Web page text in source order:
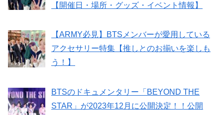
【開催日・場所・グッズ・イベント情報】
【ARMY必見】BTSメンバーが愛用している
アクセサリー特集【推しとのお揃いを楽しも
う！】
BTSのドキュメンタリー「BEYOND THE
STAR」が2023年12月に公開決定！！公開